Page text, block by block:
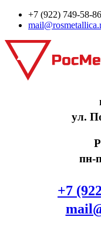
+7 (922) 749‑58‑86
ул.
пн-
+7